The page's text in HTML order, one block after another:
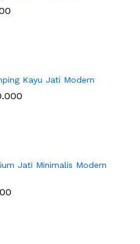
Kayu Jati Modern
Jati Minimalis Modern